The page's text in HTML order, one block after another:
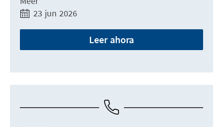
23 jun 2026
Leer ahora